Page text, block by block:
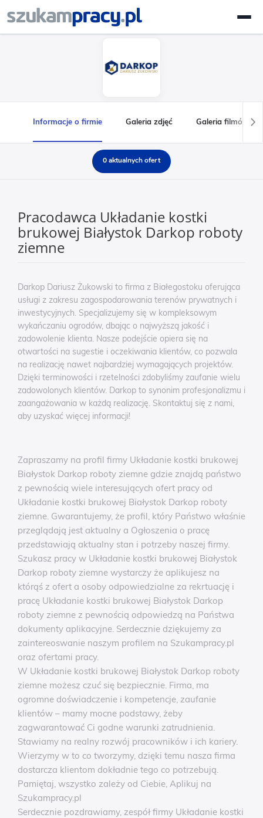
Informacje o firmie Galeria zdjęć Galeria filmów
0 aktualnych ofert
Pracodawca Układanie kostki
brukowej Białystok Darkop roboty
ziemne
Darkop Dariusz Żukowski to firma z Białegostoku oferująca
usługi z zakresu zagospodarowania terenów prywatnych i
inwestycyjnych. Specjalizujemy się w kompleksowym
wykańczaniu ogrodów, dbając o najwyższą jakość i
zadowolenie klienta. Nasze podejście opiera się na
otwartości na sugestie i oczekiwania klientów, co pozwala
na realizację nawet najbardziej wymagających projektów.
Dzięki terminowości i rzetelności zdobyliśmy zaufanie wielu
zadowolonych klientów. Darkop to synonim profesjonalizmu i
zaangażowania w każdą realizację. Skontaktuj się z nami,
aby uzyskać więcej informacji!
Zapraszamy na profil firmy Układanie kostki brukowej
Białystok Darkop roboty ziemne gdzie znajdą państwo
z pewnością wiele interesujących ofert pracy od
Układanie kostki brukowej Białystok Darkop roboty
ziemne. Gwarantujemy, że profil, który Państwo właśnie
przeglądają jest aktualny a Ogłoszenia o pracę
przedstawiają aktualny stan i potrzeby naszej firmy.
Szukasz pracy w Układanie kostki brukowej Białystok
Darkop roboty ziemne wystarczy że aplikujesz na
którąś z ofert a osoby odpowiedzialne za rekrtuację i
pracę Układanie kostki brukowej Białystok Darkop
roboty ziemne z pewnością odpowiedzą na Państwa
dokumenty aplikacyjne. Serdecznie dziękujemy za
zaintereoswanie naszym profilem na Szukampracy.pl
oraz ofertami pracy.
W Układanie kostki brukowej Białystok Darkop roboty
ziemne możesz czuć się bezpiecznie. Firma, ma
ogromne doświadczenie i kompetencje, zaufanie
klientów – mamy mocne podstawy, żeby
zagwarantować Ci godne warunki zatrudnienia.
Stawiamy na realny rozwój pracowników i ich kariery.
Wierzymy w to co tworzymy, dzięki temu nasza firma
dostarcza klientom dokładnie tego co potrzebują.
Pamiętaj, wszystko zależy od Ciebie, Aplikuj na
Szukampracy.pl
Serdecznie pozdrawiamy, zespół firmy Układanie kostki